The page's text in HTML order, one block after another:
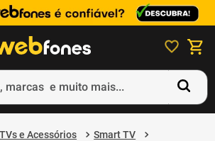
e muito mais...
TVs e Acessórios
Smart TV